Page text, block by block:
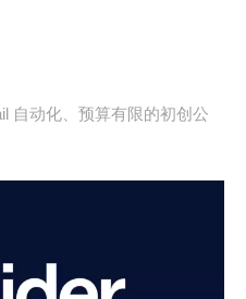
自动化、预算有限的初创公